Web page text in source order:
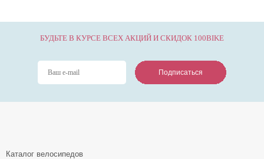
БУДЬТЕ В КУРСЕ ВСЕХ АКЦИЙ И СКИДОК 100BIKE
Подписаться
Подписаться
Подписаться
Каталог велосипедов